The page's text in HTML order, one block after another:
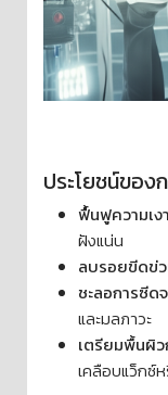
ประโยชน์ขอ
ฟื้นฟูความเง
ฝังแน่น
ลบรอยขีดข่
ชะลอการซีด
และมลภาวะ
เตรียมพื้นผิ
เคลือบแว็กซ์